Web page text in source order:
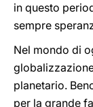
in questo
sempre
Nel mondo di
planetario.
per la grande